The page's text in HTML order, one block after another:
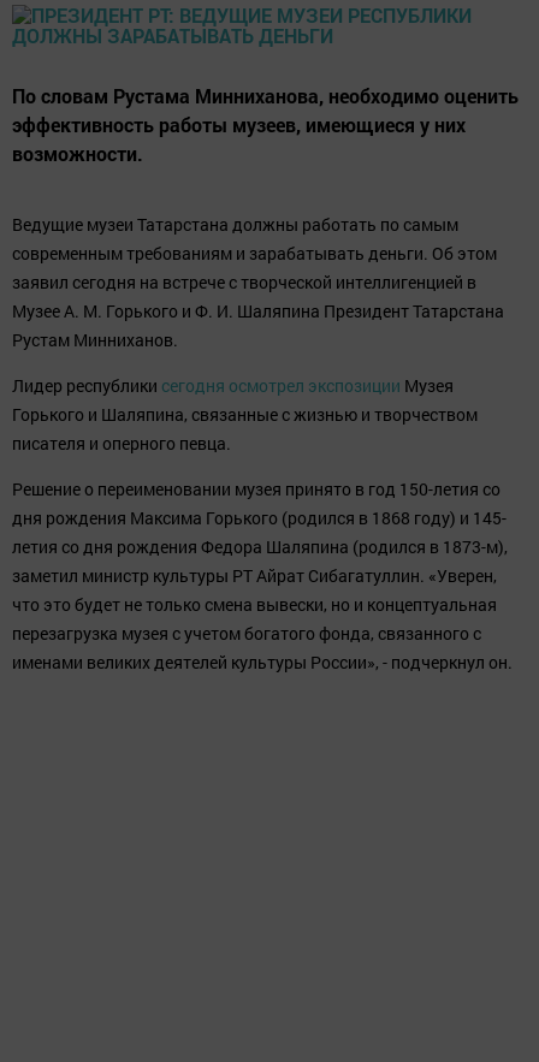
По словам Рустама Минниханова, необходимо оценить
эффективность работы музеев, имеющиеся у них
возможности.
Ведущие музеи Татарстана должны работать по самым
современным требованиям и зарабатывать деньги. Об этом
заявил сегодня на встрече с творческой интеллигенцией в
Музее А. М. Горького и Ф. И. Шаляпина Президент Татарстана
Рустам Минниханов.
Лидер республики сегодня осмотрел экспозиции Музея
Горького и Шаляпина, связанные с жизнью и творчеством
писателя и оперного певца.
Решение о переименовании музея принято в год 150-летия со
дня рождения Максима Горького (родился в 1868 году) и 145-
летия со дня рождения Федора Шаляпина (родился в 1873-м),
заметил министр культуры РТ Айрат Сибагатуллин. «Уверен,
что это будет не только смена вывески, но и концептуальная
перезагрузка музея с учетом богатого фонда, связанного с
именами великих деятелей культуры России», - подчеркнул он.